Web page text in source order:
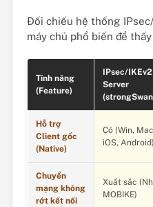
Đối chiếu hệ thống
máy chủ phổ biến để
Tính năng
(Feature)
IPsec/IKEv2
Server
Hỗ trợ
Client gốc
(Native)
Có (Win,
iOS, Android)
Chuyển
mạng không
rớt kết nối
Xuất sắc
MOBIKE)